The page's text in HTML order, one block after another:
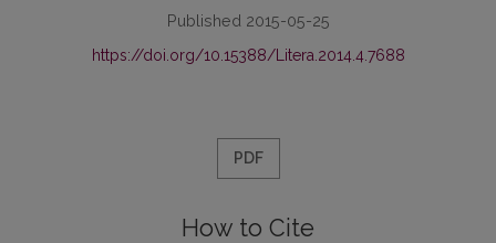
Published 2015-05-25
https://doi.org/10.15388/Litera.2014.4.7688
PDF
How to Cite